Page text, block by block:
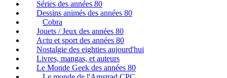
Séries des années 80
Dessins animés des années 80
Cobra
Jouets / Jeux des années 80
Actu et sport des années 80
Nostalgie des eighties aujourd'hui
Livres, mangas, et auteurs
Le Monde Geek des années 80